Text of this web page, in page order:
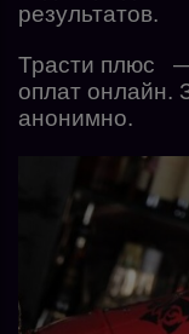
результатов.
Трасти плюс —
оплат онлайн.
анонимно.